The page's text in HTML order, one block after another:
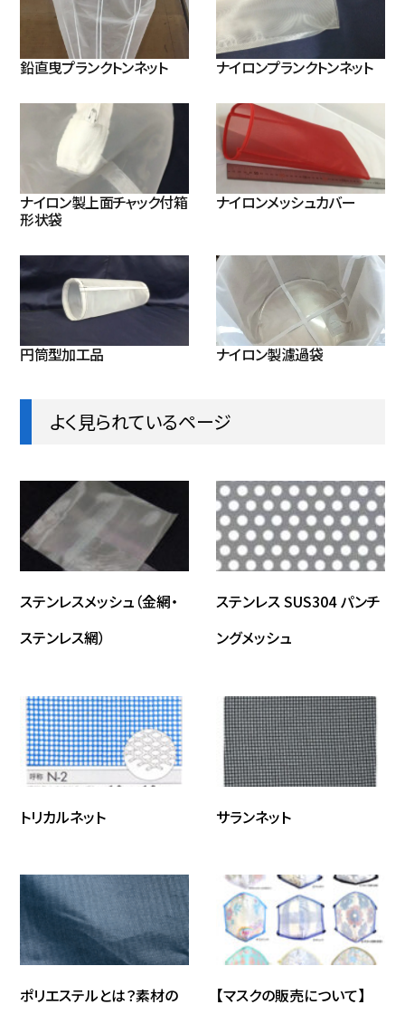
鉛直曳プランクトンネット ナイロンプランクトンネット
ナイロン製上面チャック付箱
形状袋
ナイロンメッシュカバー
円筒型加工品 ナイロン製濾過袋
よく見られているページ
ステンレスメッシュ（金網・
ステンレス網）
ステンレス SUS304 パンチ
ングメッシュ
トリカルネット サランネット
ポリエステルとは？素材の
【マスクの販売について】